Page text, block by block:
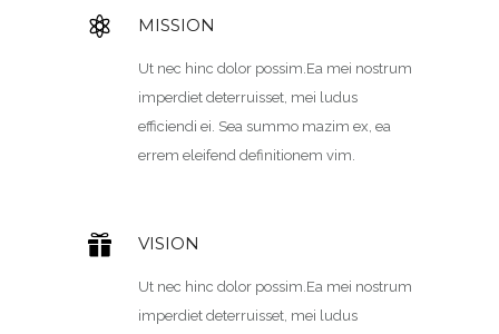
MISSION
Ut nec hinc dolor possim.Ea mei nostrum
imperdiet deterruisset, mei ludus
efficiendi ei. Sea summo mazim ex, ea
errem eleifend definitionem vim.
VISION
Ut nec hinc dolor possim.Ea mei nostrum
imperdiet deterruisset, mei ludus